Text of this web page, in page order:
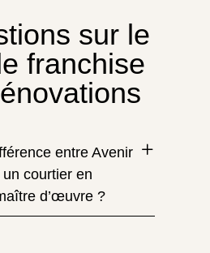
sur le
franchise
entre Avenir
courtier en
d’œuvre ?